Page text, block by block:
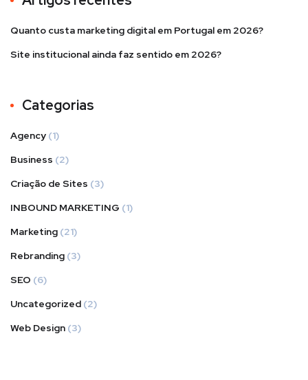
Quanto custa marketing digital em Portugal em 2026?
Site institucional ainda faz sentido em 2026?
Categorias
Agency (1)
Business (2)
Criação de Sites (3)
INBOUND MARKETING (1)
Marketing (21)
Rebranding (3)
SEO (6)
Uncategorized (2)
Web Design (3)